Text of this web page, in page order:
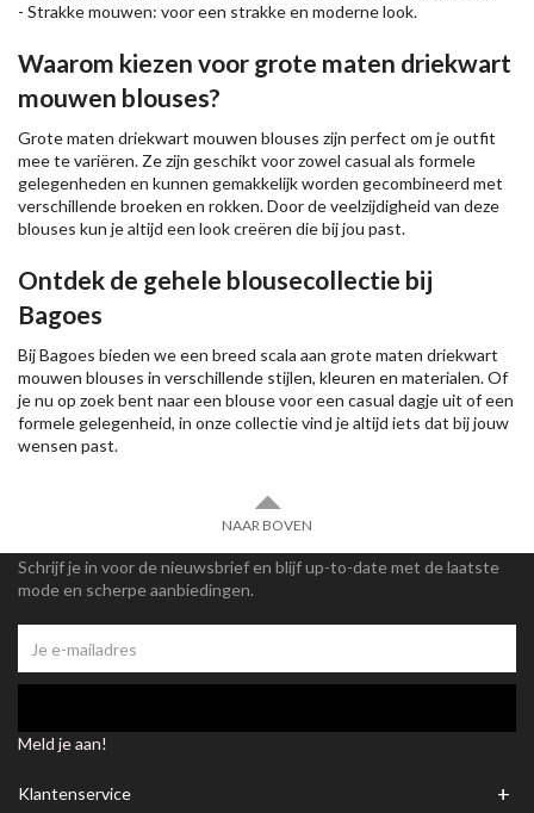
- Strakke mouwen: voor een strakke en moderne look.
Waarom kiezen voor grote maten driekwart
mouwen blouses?
Grote maten driekwart mouwen blouses zijn perfect om je outfit
mee te variëren. Ze zijn geschikt voor zowel casual als formele
gelegenheden en kunnen gemakkelijk worden gecombineerd met
verschillendebroeken en rokken. Door de veelzijdigheid van deze
blouses kun je altijd een look creëren die bij jou past.
Ontdek de gehele blousecollectie bij
Bagoes
Bij Bagoes bieden we een breed scala aan grote maten driekwart
mouwen blouses in verschillende stijlen, kleuren en materialen. Of
je nu op zoek bent naar een blouse voor een casual dagje uit of een
formele gelegenheid, in onze collectie vind je altijd iets dat bij jouw
wensen past.
NAAR BOVEN
Schrijf je in voor de nieuwsbrief en blijf up-to-date met de laatste
mode en scherpe aanbiedingen.
Meld je aan!
Klantenservice +